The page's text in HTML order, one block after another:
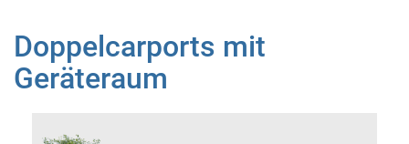
Doppelcarports mit
Geräteraum